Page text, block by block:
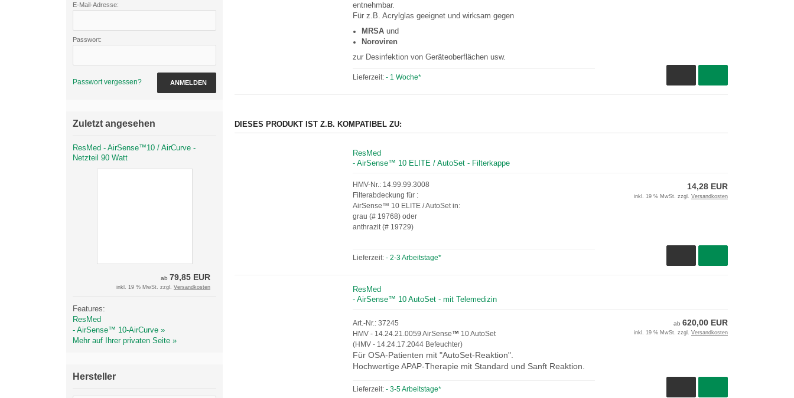
entnehmbar.
Für z.B. Acrylglas geeignet und wirksam gegen
MRSAund
Noroviren
zur Desinfektion von Geräteoberflächen usw.
Lieferzeit:- 1 Woche*
DIESES PRODUKT IST Z.B. KOMPATIBEL ZU:
ResMed
- AirSense™ 10 ELITE / AutoSet - Filterkappe
HMV-Nr.: 14.99.99.3008
Filterabdeckung für :
AirSense™ 10 ELITE / AutoSet in:
grau (# 19768) oder
anthrazit (# 19729)
Lieferzeit:- 2-3 Arbeitstage*
14,28 EUR
inkl. 19 % MwSt. zzgl. Versandkosten
ResMed
- AirSense™ 10 AutoSet - mit Telemedizin
Art.-Nr.: 37245
HMV - 14.24.21.0059 AirSense™ 10 AutoSet
(HMV - 14.24.17.2044 Befeuchter)
Für OSA-Patienten mit "AutoSet-Reaktion".
Hochwertige APAP-Therapie mit Standard und Sanft Reaktion.
Lieferzeit:- 3-5 Arbeitstage*
ab 620,00 EUR
inkl. 19 % MwSt. zzgl. Versandkosten
E-Mail-Adresse:
Passwort:
Passwort vergessen? ANMELDEN
Zuletzt angesehen
ResMed - AirSense™10 / AirCurve -
Netzteil 90 Watt
ab 79,85 EUR
inkl. 19 % MwSt. zzgl. Versandkosten
Features:
ResMed
- AirSense™ 10-AirCurve »
Mehr auf Ihrer privaten Seite »
Hersteller